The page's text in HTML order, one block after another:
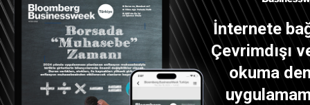
İnternete
Çevrimdışı
okuma
• Stopaj yolu ile kesilen vergiler
beyanname üzerinden
hesaplanan gelir vergisinden
mahsup edilebilecek.
Konut Kiralarında İstisna